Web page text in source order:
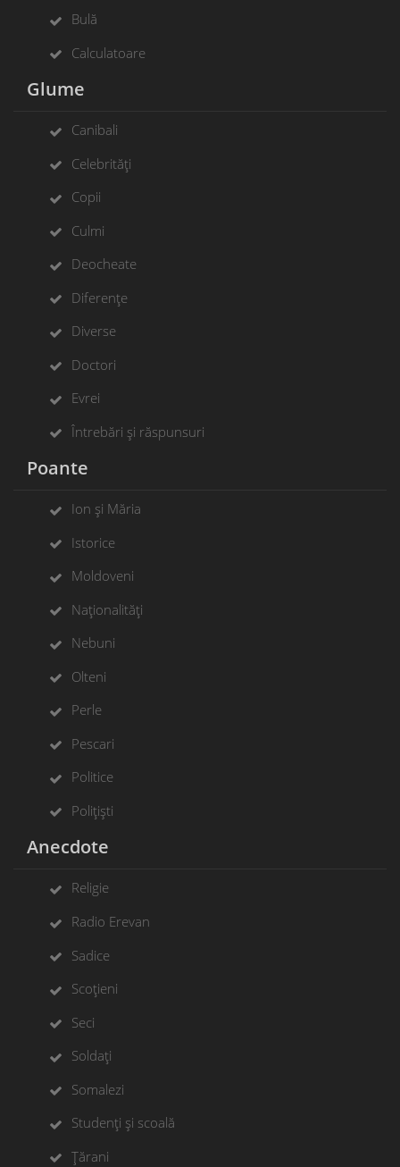
Bulă
Calculatoare
Glume
Canibali
Celebrități
Copii
Culmi
Deocheate
Diferențe
Diverse
Doctori
Evrei
Întrebări și răspunsuri
Poante
Ion și Măria
Istorice
Moldoveni
Naționalități
Nebuni
Olteni
Perle
Pescari
Politice
Polițiști
Anecdote
Religie
Radio Erevan
Sadice
Scoțieni
Seci
Soldați
Somalezi
Studenți și scoală
Țărani